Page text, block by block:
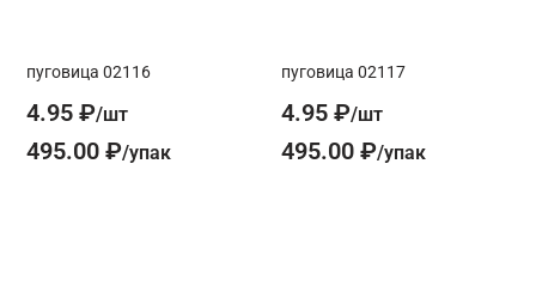
пуговица 02116
4.95 ₽
495.00 ₽
пуговица 02117
4.95 ₽
495.00 ₽